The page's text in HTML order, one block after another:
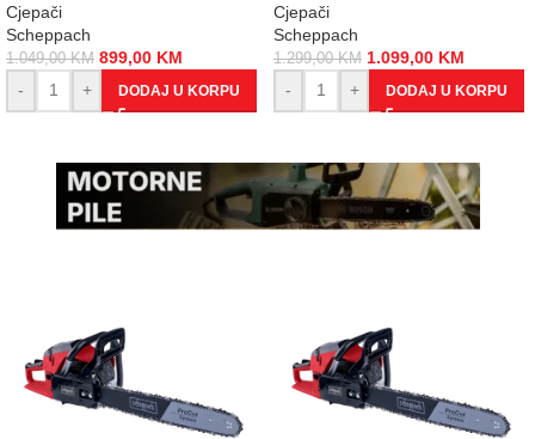
Cjepači
Scheppach
1.049,00KM 899,00 KM
-
+ DODAJ U KORPU
Cjepači
Scheppach
1.299,00KM 1.099,00 KM
-
+ DODAJ U KORPU